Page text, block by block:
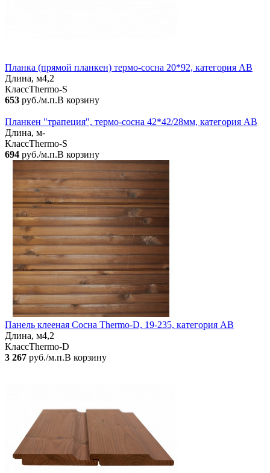
Планка (прямой планкен) термо-сосна 20*92, категория AB
Длина, м4,2
КлассThermo-S
653 руб./м.п.В корзину
Планкен "трапеция", термо-сосна 42*42/28мм, категория АВ
Длина, м-
КлассThermo-S
694 руб./м.п.В корзину
Панель клееная Сосна Thermo-D, 19-235, категория АВ
Длина, м4,2
КлассThermo-D
3 267 руб./м.п.В корзину